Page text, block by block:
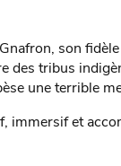
son
tribus
une terrible
immersif et